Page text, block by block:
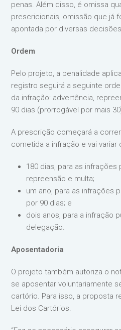
penas. Além disso, é omissa
prescricionais, omissão que já
apontada por diversas
Ordem
Pelo projeto, a penalidade
registro seguirá a seguinte
da infração: advertência,
90 dias (prorrogável por mais
A prescrição começará a
cometida a infração e vai variar
180 dias, para as
repreensão e multa;
um ano, para as infrações
por 90 dias; e
dois anos, para a infração
delegação.
Aposentadoria
O projeto também autoriza o
se aposentar voluntariamente
cartório. Para isso, a proposta
Lei dos Cartórios.